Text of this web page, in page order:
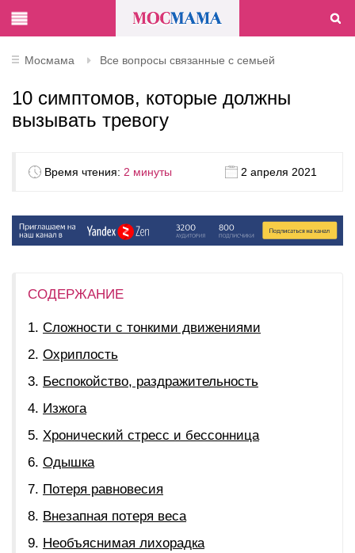
Мосмама Все вопросы связанные с семьей
10 симптомов, которые должны
вызывать тревогу
Время чтения: 2 минуты 2 апреля 2021
СОДЕРЖАНИЕ
Сложности с тонкими движениями
Охриплость
Беспокойство, раздражительность
Изжога
Хронический стресс и бессонница
Одышка
Потеря равновесия
Внезапная потеря веса
Необъяснимая лихорадка